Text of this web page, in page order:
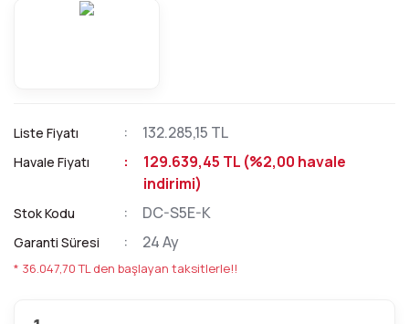
Liste Fiyatı 132.285,15 TL
Havale Fiyatı
129.639,45 TL (%2,00 havale
indirimi)
Stok Kodu DC-S5E-K
Garanti Süresi 24 Ay
* 36.047,70 TL den başlayan taksitlerle!!